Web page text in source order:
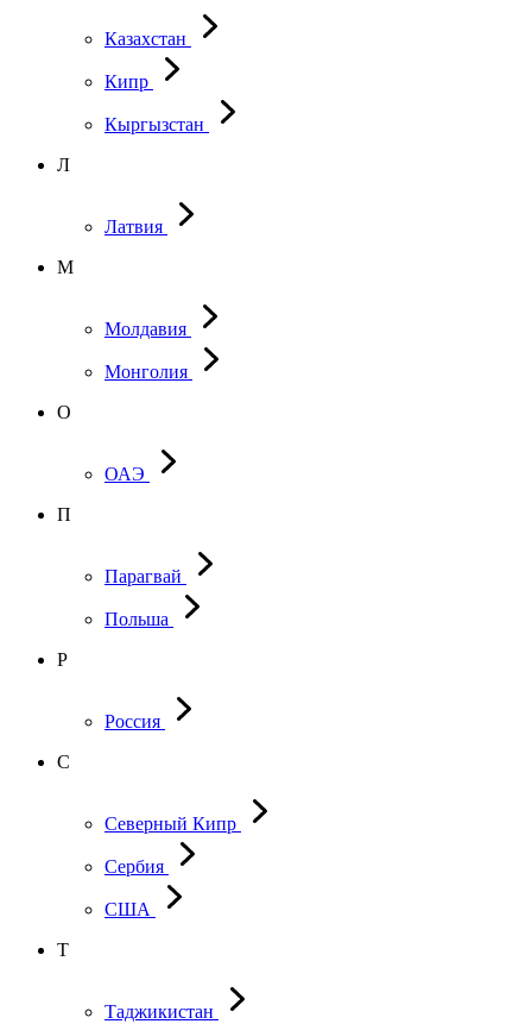
Казахстан
Кипр
Кыргызстан
Л
Латвия
М
Молдавия
Монголия
О
ОАЭ
П
Парагвай
Польша
Р
Россия
С
Северный Кипр
Сербия
США
Т
Таджикистан